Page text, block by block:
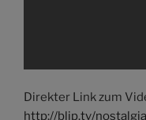
Direkter Link zum
http://blip.tv/